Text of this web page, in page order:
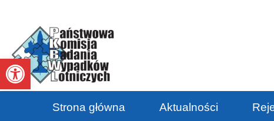
Otwórz pasek narzędzi
Strona główna Aktualności